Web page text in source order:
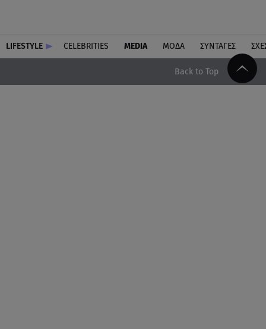
LIFESTYLE CELEBRITIES MEDIA ΜΟΔΑ ΣΥΝΤΑΓΕΣ
Back to Top